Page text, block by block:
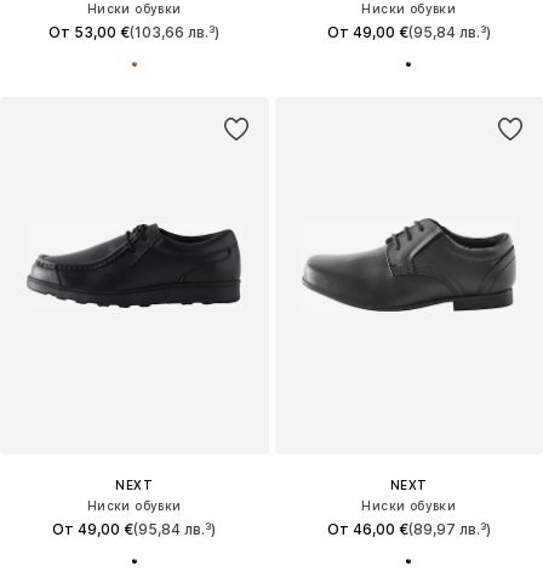
Ниски обувки
От 53,00 €(103,66 лв.³)
Ниски обувки
От 49,00 €(95,84 лв.³)
NEXT
Ниски обувки
От 49,00 €(95,84 лв.³)
NEXT
Ниски обувки
От 46,00 €(89,97 лв.³)